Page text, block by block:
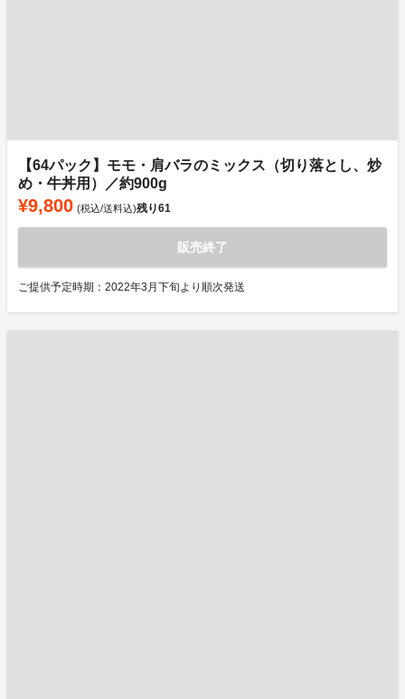
【64パック】モモ・肩バラのミックス（切り落とし、炒
め・牛丼用）／約900g
¥9,800 (税込/送料込)残り61
販売終了
ご提供予定時期：2022年3月下旬より順次発送